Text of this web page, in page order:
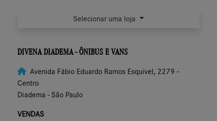
Selecionar uma loja
DIVENA DIADEMA - ÔNIBUS E VANS
Avenida Fábio Eduardo Ramos Esquivel, 2279 -
Centro
Diadema - São Paulo
VENDAS